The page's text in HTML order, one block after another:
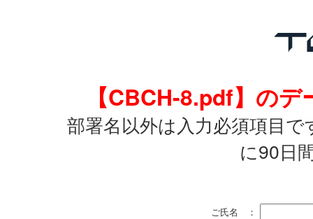
【CBCH-8.pdf】の
部署名以外は入力必須項目
に90日
ご氏名 ：